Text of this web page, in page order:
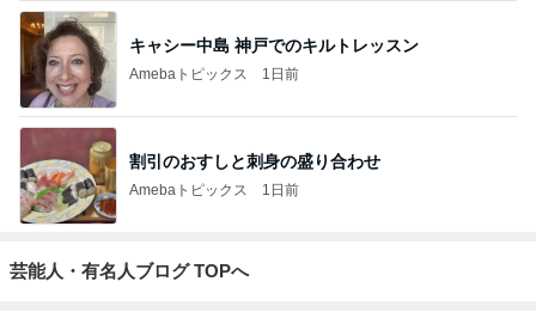
キャシー中島 神戸でのキルトレッスン
Amebaトピックス 1日前
割引のおすしと刺身の盛り合わせ
Amebaトピックス 1日前
芸能人・有名人ブログ TOPへ